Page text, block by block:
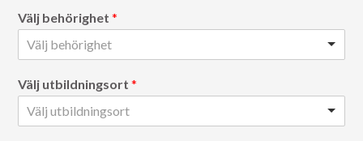
Välj behörighet*
Välj behörighet
Välj utbildningsort*
Välj utbildningsort